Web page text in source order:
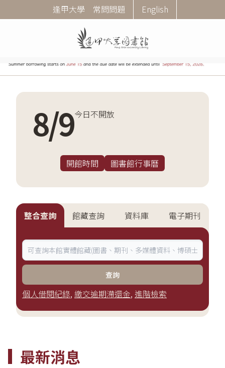
至
Corner
Menu
逢甲大學 常問問題 English
8/9今日不開放
開館時間 圖書館行事曆
整合查詢 館藏查詢 資料庫 電子期刊
查詢
個人借閱紀錄, 繳交逾期滯還金, 進階檢索
最新消息